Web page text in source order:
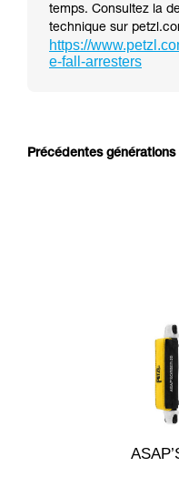
temps. Consultez la
technique sur
https://
e-fall-arresters
Précédentes générations